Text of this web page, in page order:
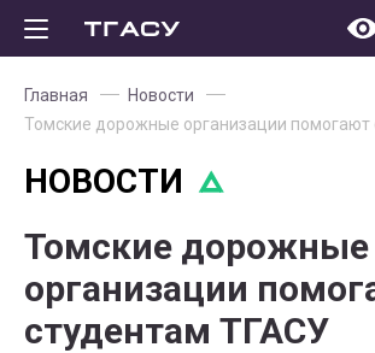
Главная
Новости
Томские дорожные организации
НОВОСТИ
Томские дорожные
организации
студентам ТГАСУ